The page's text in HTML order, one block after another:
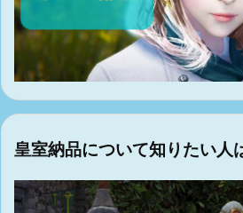
皇室納品について知りたい人